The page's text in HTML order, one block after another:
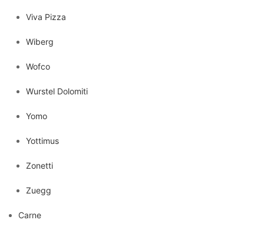
Viva Pizza
Wiberg
Wofco
Wurstel Dolomiti
Yomo
Yottimus
Zonetti
Zuegg
Carne